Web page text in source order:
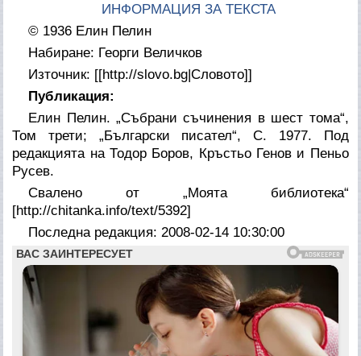
ИНФОРМАЦИЯ ЗА ТЕКСТА
© 1936 Елин Пелин
Набиране: Георги Величков
Източник: [[http://slovo.bg|Словото]]
Публикация:
Елин Пелин. „Събрани съчинения в шест тома“,
Том трети; „Български писател“, С. 1977. Под
редакцията на Тодор Боров, Кръстьо Генов и Пеньо
Русев.
Свалено от „Моята библиотека“
[http://chitanka.info/text/5392]
Последна редакция: 2008-02-14 10:30:00